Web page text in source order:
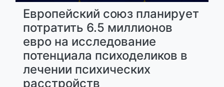
Европейский союз планирует
потратить 6.5 миллионов
евро на исследование
потенциала психоделиков в
лечении психических
расстройств